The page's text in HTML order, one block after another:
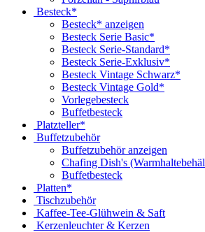
Besteck*
Besteck* anzeigen
Besteck Serie Basic*
Besteck Serie-Standard*
Besteck Serie-Exklusiv*
Besteck Vintage Schwarz*
Besteck Vintage Gold*
Vorlegebesteck
Buffetbesteck
Platzteller*
Buffetzubehör
Buffetzubehör anzeigen
Chafing Dish's
Buffetbesteck
Platten*
Tischzubehör
Kaffee-Tee-Glühwein & Saft
Kerzenleuchter & Kerzen